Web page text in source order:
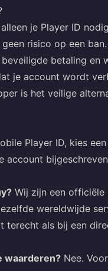
je Player ID
risico op een
betaling en
je account wordt
is het veilige
Player ID, kies
account
Wij zijn een
wereldwijde
als bij een
waarderen? Nee.